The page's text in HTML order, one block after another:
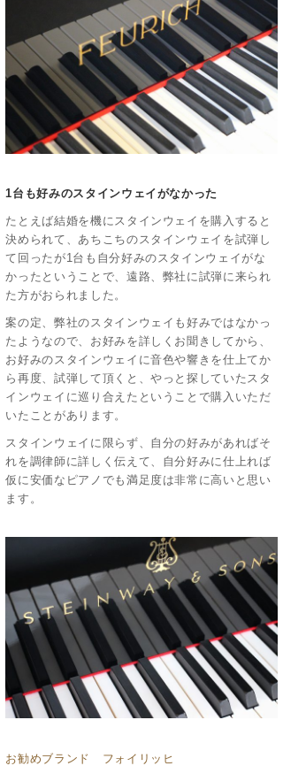
1台も好みのスタインウェイがなかった
たとえば結婚を機にスタインウェイを購入すると
決められて、あちこちのスタインウェイを試弾し
て回ったが1台も自分好みのスタインウェイがな
かったということで、遠路、弊社に試弾に来られ
た方がおられました。
案の定、弊社のスタインウェイも好みではなかっ
たようなので、お好みを詳しくお聞きしてから、
お好みのスタインウェイに音色や響きを仕上てか
ら再度、試弾して頂くと、やっと探していたスタ
インウェイに巡り合えたということで購入いただ
いたことがあります。
スタインウェイに限らず、自分の好みがあればそ
れを調律師に詳しく伝えて、自分好みに仕上れば
仮に安価なピアノでも満足度は非常に高いと思い
ます。
お勧めブランド フォイリッヒ